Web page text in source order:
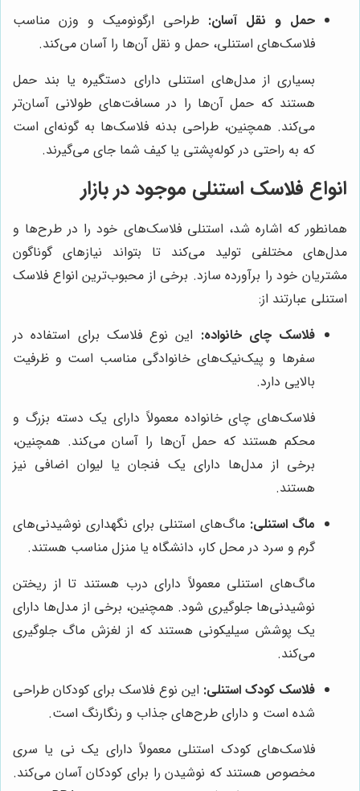
حمل و نقل آسان: طراحی ارگونومیک و وزن مناسب
فلاسک‌های استنلی، حمل و نقل آن‌ها را آسان می‌کند.
بسیاری از مدل‌های استنلی دارای دستگیره یا بند حمل
هستند که حمل آن‌ها را در مسافت‌های طولانی آسان‌تر
می‌کند. همچنین، طراحی بدنه فلاسک‌ها به گونه‌ای است
که به راحتی در کوله‌پشتی یا کیف شما جای می‌گیرند.
انواع فلاسک استنلی موجود در بازار
همانطور که اشاره شد، استنلی فلاسک‌های خود را در طرح‌ها و
مدل‌های مختلفی تولید می‌کند تا بتواند نیازهای گوناگون
مشتریان خود را برآورده سازد. برخی از محبوب‌ترین انواع فلاسک
استنلی عبارتند از:
فلاسک چای خانواده: این نوع فلاسک برای استفاده در
سفرها و پیک‌نیک‌های خانوادگی مناسب است و ظرفیت
بالایی دارد.
فلاسک‌های چای خانواده معمولاً دارای یک دسته بزرگ و
محکم هستند که حمل آن‌ها را آسان می‌کند. همچنین،
برخی از مدل‌ها دارای یک فنجان یا لیوان اضافی نیز
هستند.
ماگ استنلی: ماگ‌های استنلی برای نگهداری نوشیدنی‌های
گرم و سرد در محل کار، دانشگاه یا منزل مناسب هستند.
ماگ‌های استنلی معمولاً دارای درب هستند تا از ریختن
نوشیدنی‌ها جلوگیری شود. همچنین، برخی از مدل‌ها دارای
یک پوشش سیلیکونی هستند که از لغزش ماگ جلوگیری
می‌کند.
فلاسک کودک استنلی: این نوع فلاسک برای کودکان طراحی
شده است و دارای طرح‌های جذاب و رنگارنگ است.
فلاسک‌های کودک استنلی معمولاً دارای یک نی یا سری
مخصوص هستند که نوشیدن را برای کودکان آسان می‌کند.